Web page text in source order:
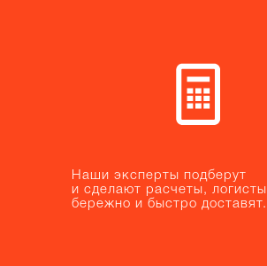
Наши эксперты подберут
и сделают расчеты, логисты
бережно и быстро доставят.
Наши эксперты подберут
и сделают расчеты, логисты
бережно и быстро доставят.